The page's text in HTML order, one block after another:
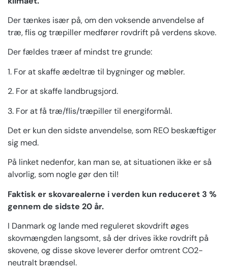
Der tænkes især på, om den voksende anvendelse af
træ, flis og træpiller medfører rovdrift på verdens skove.
Der fældes træer af mindst tre grunde:
1. For at skaffe ædeltræ til bygninger og møbler.
2. For at skaffe landbrugsjord.
3. For at få træ/flis/træpiller til energiformål.
Det er kun den sidste anvendelse, som REO beskæftiger
sig med.
På linket nedenfor, kan man se, at situationen ikke er så
alvorlig, som nogle gør den til!
Faktisk er skovarealerne i verden kun reduceret 3 %
gennem de sidste 20 år.
I Danmark og lande med reguleret skovdrift øges
skovmængden langsomt, så der drives ikke rovdrift på
skovene, og disse skove leverer derfor omtrent CO2-
neutralt brændsel.